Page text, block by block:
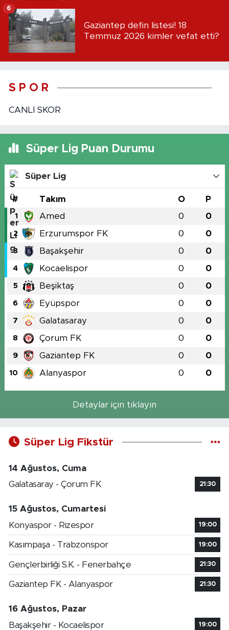
Gaziantep defin listesi! 18
Temmuz 2026 kimler vefat etti?
6
S P O R
CANLI SKOR
Süper Lig Puan Durumu
Süper Lig
# Takım O P
1 Amed 0 0
2 Erzurumspor FK 0 0
3 Başakşehir 0 0
4 Kocaelispor 0 0
5 Beşiktaş 0 0
6 Eyüpspor 0 0
7 Galatasaray 0 0
8 Çorum FK 0 0
9 Gaziantep FK 0 0
10 Alanyaspor 0 0
Detaylar için tıklayın
Süper Lig Fikstür
14 Ağustos, Cuma
Galatasaray - Çorum FK
21:30
15 Ağustos, Cumartesi
Konyaspor - Rizespor
19:00
Kasımpaşa - Trabzonspor 19:00
Gençlerbirliği S.K. - Fenerbahçe 21:30
Gaziantep FK - Alanyaspor 21:30
16 Ağustos, Pazar
Başakşehir - Kocaelispor
19:00